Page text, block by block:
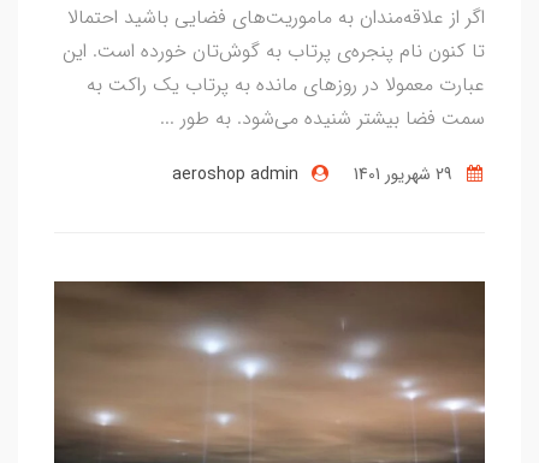
اگر از علاقه‌مندان به ماموریت‌های فضایی باشید احتمالا
تا کنون نام پنجره‌ی پرتاب به گوش‌تان خورده است. این
عبارت معمولا در روزهای مانده به پرتاب یک راکت به
سمت فضا بیشتر شنیده می‌شود. به طور ...
aeroshop admin